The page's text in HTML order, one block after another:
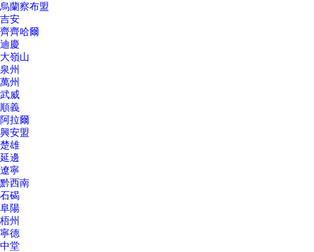
烏蘭察布盟
吉安
齊齊哈爾
迪慶
大嶺山
泉州
萬州
武威
順義
阿拉爾
興安盟
楚雄
延邊
遼寧
黔西南
石碣
阜陽
梧州
寧德
中堂